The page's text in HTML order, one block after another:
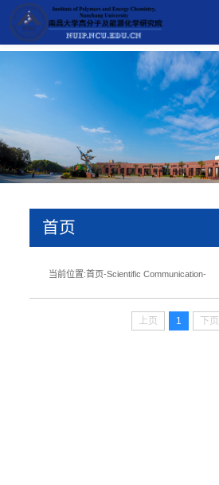
首页
当前位置:首页-Scientific Communication-
上页 1 下页